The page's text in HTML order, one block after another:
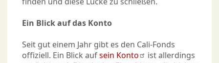
Ein Blick auf das Konto
Seit gut einem Jahr gibt es den Cali-Fonds
offiziell. Ein Blick aufsein Konto
ist allerdings